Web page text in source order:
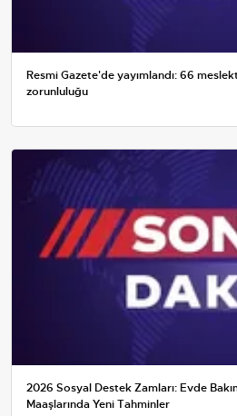
Resmi Gazete'de yayımlandı: 66
zorunluluğu
2026 Sosyal Destek Zamları: Evde
Maaşlarında Yeni Tahminler